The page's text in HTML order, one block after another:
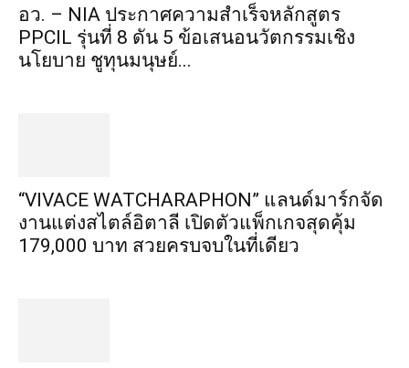
อว. – NIA ประกาศความสำเร็จหลักสูตร
PPCIL รุ่นที่ 8 ดัน 5 ข้อเสนอนวัตกรรมเชิง
นโยบาย ชูทุนมนุษย์...
“VIVACE WATCHARAPHON” แลนด์มาร์กจัด
งานแต่งสไตล์อิตาลี เปิดตัวแพ็กเกจสุดคุ้ม
179,000 บาท สวยครบจบในที่เดียว